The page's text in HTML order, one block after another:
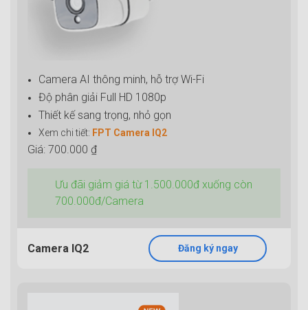
Camera AI thông minh, hỗ trợ Wi-Fi
Độ phân giải Full HD 1080p
Thiết kế sang trọng, nhỏ gọn
Xem chi tiết: FPT Camera IQ2
Giá: 700.000 ₫
Ưu đãi giảm giá từ 1.500.000đ xuống còn
700.000đ/Camera
Camera IQ2 Đăng ký ngay